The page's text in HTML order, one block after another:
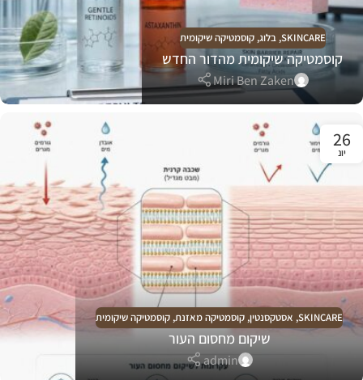
SKINCARE
,בלוג,קוסמטיקה שיקומית
קוסמטיקה שיקומית מהדור החדש
Miri Ben Zaken
26
יונ
SKINCARE
, אסטקסנטין, קוסמטיקה מאזנת, קוסמטיקה שיקומית
שיקום מחסום העור
admin